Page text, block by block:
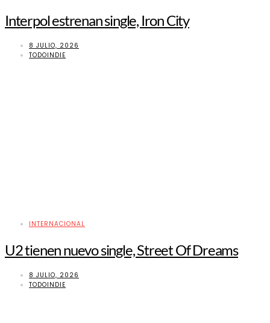
Interpol estrenan single, Iron City
8 JULIO, 2026
TODOINDIE
INTERNACIONAL
U2 tienen nuevo single, Street Of Dreams
8 JULIO, 2026
TODOINDIE